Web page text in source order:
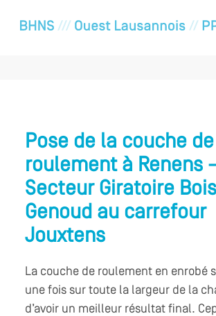
Pose de la couche de
roulement à Renens
Secteur Giratoire Bois
Genoud au carrefour
Jouxtens
La couche de roulement en enrobé
une fois sur toute la largeur de la
d’avoir un meilleur résultat final.